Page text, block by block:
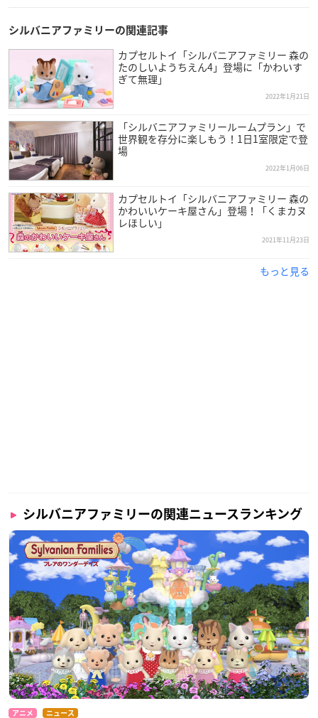
シルバニアファミリーの関連記事
カプセルトイ「シルバニアファミリー 森の
たのしいようちえん4」登場に「かわいす
ぎて無理」
2022年1月21日
「シルバニアファミリールームプラン」で
世界観を存分に楽しもう！1日1室限定で登
場
2022年1月06日
カプセルトイ「シルバニアファミリー 森の
かわいいケーキ屋さん」登場！「くまカヌ
レほしい」
2021年11月23日
もっと見る
シルバニアファミリーの関連ニュースランキング
アニメ ニュース